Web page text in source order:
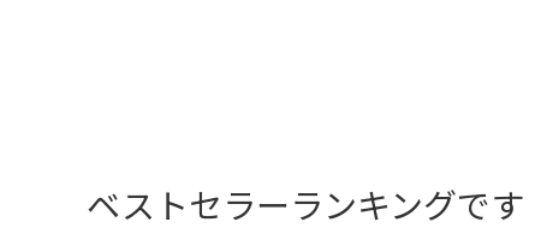
ベストセラーランキングです